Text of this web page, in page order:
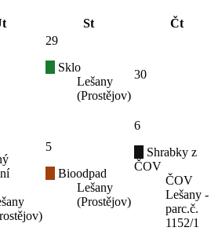
St
Čt
29
Sklo
Lešany
(Prostějov)
30
5
Bioodpad
Lešany
(Prostějov)
6
Shrabky z
ČOV
ČOV
Lešany -
parc.č.
1152/1